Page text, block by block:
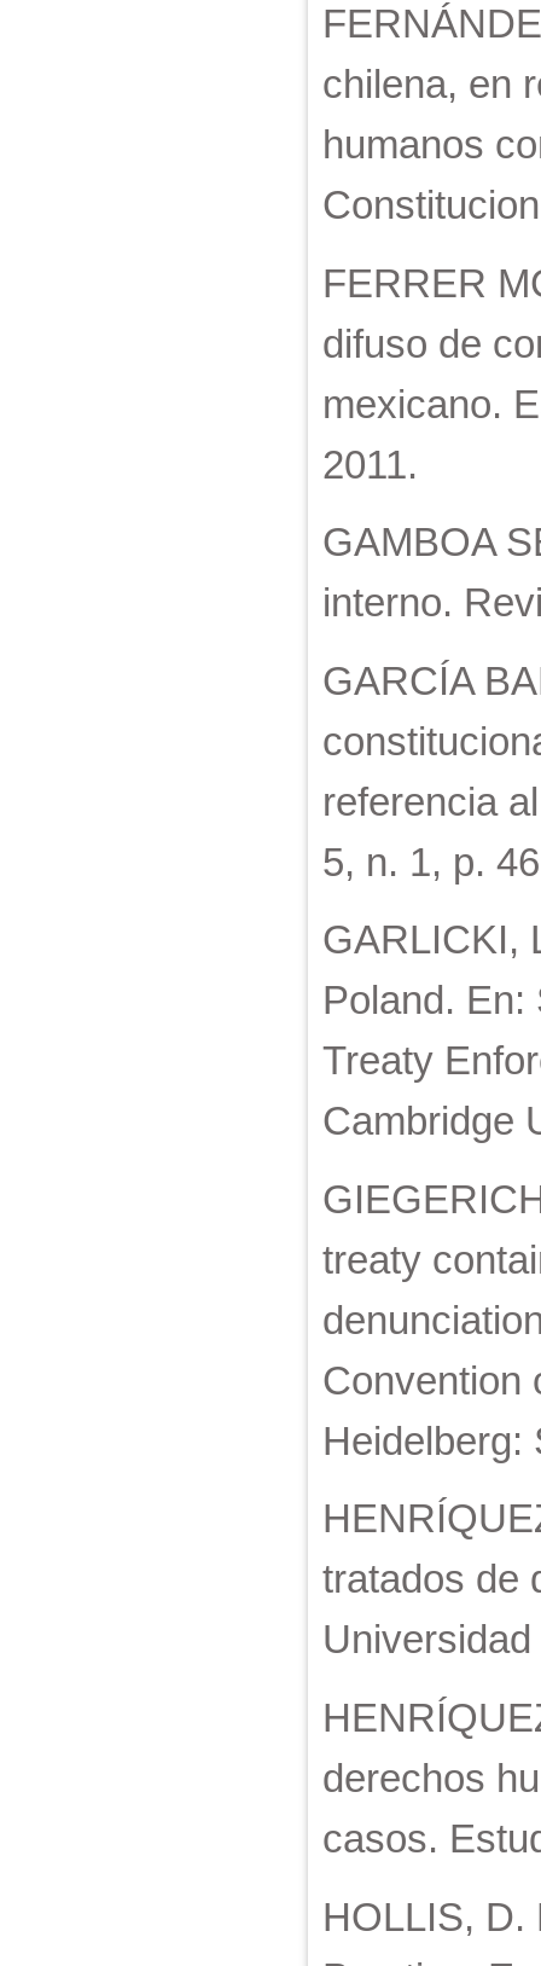
chilena, en
humanos
FERRER
difuso de
mexicano.
2011.
GAMBOA
interno.
GARCÍA
referencia
5, n. 1, p.
GARLICKI,
Poland.
Treaty
Cambridge
treaty
Convention
Heidelberg:
tratados de
derechos
casos.
HOLLIS, D.